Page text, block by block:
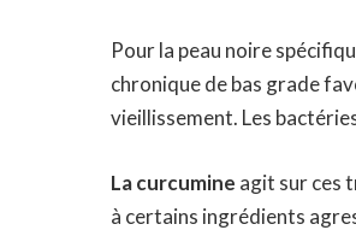
Pour la peau noire
chronique de bas grade
vieillissement. Les
La curcumine agit sur ces
à certains ingrédients